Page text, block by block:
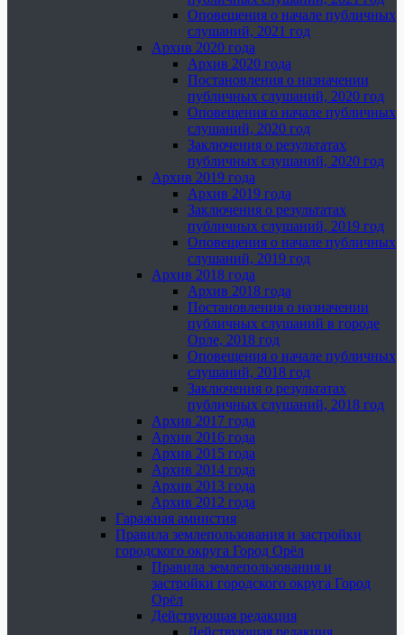
Оповещения о начале публичных
слушаний, 2021 год
Архив 2020 года
Архив 2020 года
Постановления о назначении
публичных слушаний, 2020 год
Оповещения о начале публичных
слушаний, 2020 год
Заключения о результатах
публичных слушаний, 2020 год
Архив 2019 года
Архив 2019 года
Заключения о результатах
публичных слушаний, 2019 год
Оповещения о начале публичных
слушаний, 2019 год
Архив 2018 года
Архив 2018 года
Постановления о назначении
публичных слушаний в городе
Орле, 2018 год
Оповещения о начале публичных
слушаний, 2018 год
Заключения о результатах
публичных слушаний, 2018 год
Архив 2017 года
Архив 2016 года
Архив 2015 года
Архив 2014 года
Архив 2013 года
Архив 2012 года
Гаражная амнистия
Правила землепользования и застройки
городского округа Город Орёл
Правила землепользования и
застройки городского округа Город
Орёл
Действующая редакция
Действующая редакция